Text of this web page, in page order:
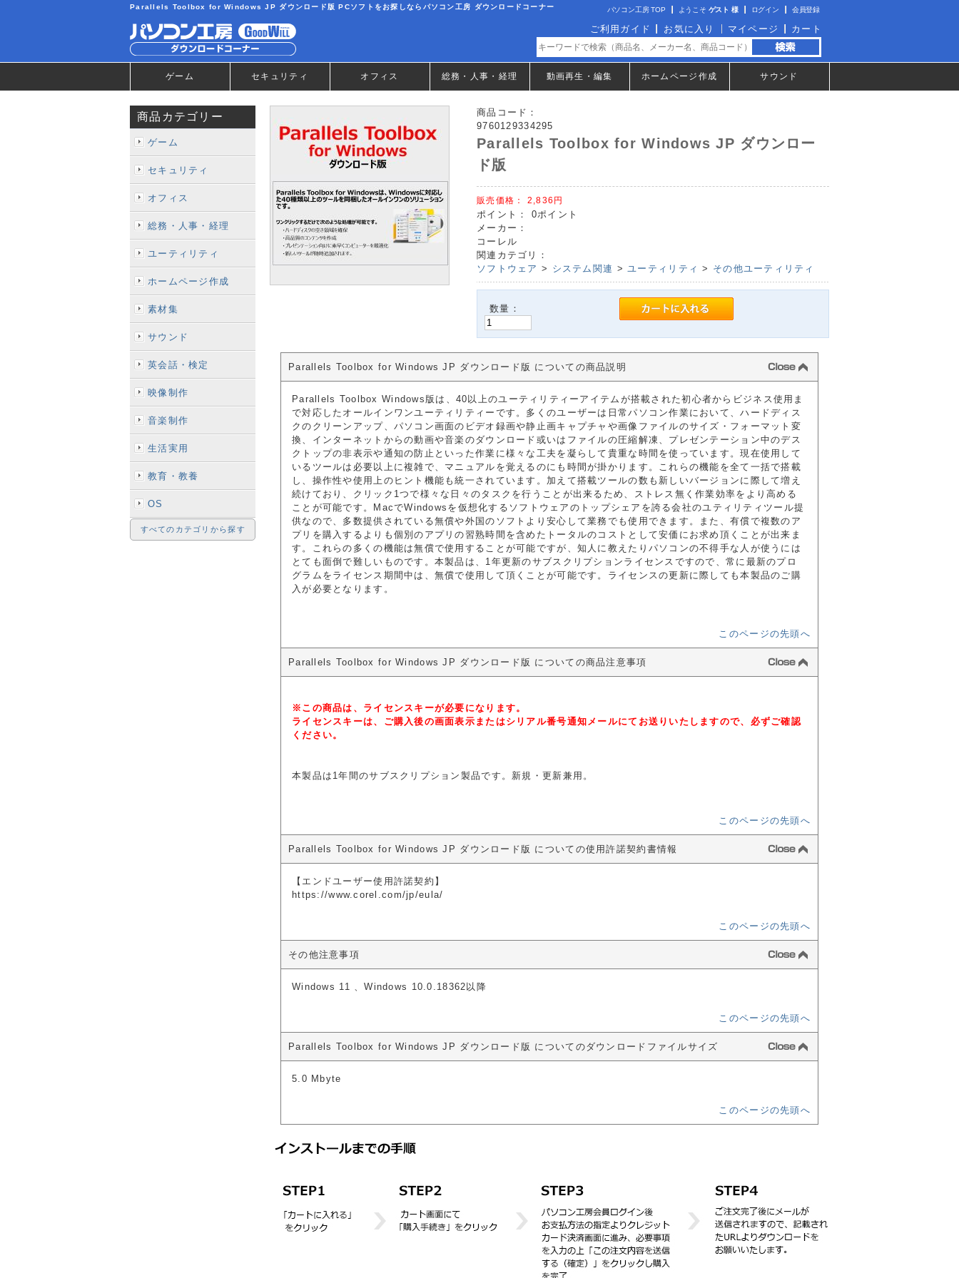
Parallels Toolbox for Windows JP ダウンロード版 PCソフトをお探しならパソコン工房 ダウンロードコーナー パソコン工房 TOP ようこそ ゲスト 様 ログイン 会員登録
ご利用ガイド お気に入り マイページ カート
ゲーム セキュリティ オフィス 総務・人事・経理 動画再生・編集 ホームページ作成 サウンド
商品カテゴリー
ゲーム
セキュリティ
オフィス
総務・人事・経理
ユーティリティ
ホームページ作成
素材集
サウンド
英会話・検定
映像制作
音楽制作
生活実用
教育・教養
OS
すべてのカテゴリから探す
商品コード：
9760129334295
Parallels Toolbox for Windows JP ダウンロー
ド版
販売価格： 2,836円
ポイント：
0ポイント
メーカー：
コーレル
関連カテゴリ：
ソフトウェア > システム関連 >ユーティリティ > その他ユーティリティ
数量：
Parallels Toolbox for Windows JP ダウンロード版 についての商品説明
Parallels Toolbox Windows版は、40以上のユーティリティーアイテムが搭載された初心者からビジネス使用ま
で対応したオールインワンユーティリティーです。多くのユーザーは日常パソコン作業において、ハードディス
クのクリーンアップ、パソコン画面のビデオ録画や静止画キャプチャや画像ファイルのサイズ・フォーマット変
換、インターネットからの動画や音楽のダウンロード或いはファイルの圧縮解凍、プレゼンテーション中のデス
クトップの非表示や通知の防止といった作業に様々な工夫を凝らして貴重な時間を使っています。現在使用して
いるツールは必要以上に複雑で、マニュアルを覚えるのにも時間が掛かります。これらの機能を全て一括で搭載
し、操作性や使用上のヒント機能も統一されています。加えて搭載ツールの数も新しいバージョンに際して増え
続けており、クリック1つで様々な日々のタスクを行うことが出来るため、ストレス無く作業効率をより高める
ことが可能です。MacでWindowsを仮想化するソフトウェアのトップシェアを誇る会社のユティリティツール提
供なので、多数提供されている無償や外国のソフトより安心して業務でも使用できます。また、有償で複数のア
プリを購入するよりも個別のアプリの習熟時間を含めたトータルのコストとして安価にお求め頂くことが出来ま
す。これらの多くの機能は無償で使用することが可能ですが、知人に教えたりパソコンの不得手な人が使うには
とても面倒で難しいものです。本製品は、1年更新のサブスクリプションライセンスですので、常に最新のプロ
グラムをライセンス期間中は、無償で使用して頂くことが可能です。ライセンスの更新に際しても本製品のご購
入が必要となります。
このページの先頭へ
Parallels Toolbox for Windows JP ダウンロード版 についての商品注意事項
※この商品は、ライセンスキーが必要になります。
ライセンスキーは、ご購入後の画面表示またはシリアル番号通知メールにてお送りいたしますので、必ずご確認
ください。
本製品は1年間のサブスクリプション製品です。新規・更新兼用。
このページの先頭へ
Parallels Toolbox for Windows JP ダウンロード版 についての使用許諾契約書情報
【エンドユーザー使用許諾契約】
https://www.corel.com/jp/eula/
このページの先頭へ
その他注意事項
Windows 11 、Windows 10.0.18362以降
このページの先頭へ
Parallels Toolbox for Windows JP ダウンロード版 についてのダウンロードファイルサイズ
5.0 Mbyte
このページの先頭へ